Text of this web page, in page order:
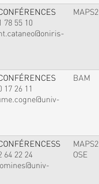
78 55 10
MAPS2
17 26 11
BAM
64 22 24
MAPS2
OSE